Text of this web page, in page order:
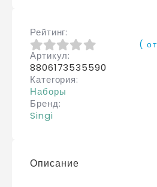
Рейтинг
0из 5
(
Артикул
8806173535590
Категория
Наборы
Бренд
Singi
Описание